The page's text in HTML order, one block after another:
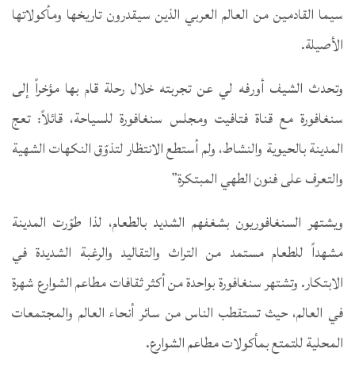
سيما القادمين من العالم العربي الذين سيقدرون تاريخها ومأكولاتها
الأصيلة.
وتحدث الشيف أورفه لي عن تجربته خلال رحلة قام بها مؤخراً إلى
سنغافورة مع قناة فتافيت ومجلس سنغافورة للسياحة، قائلاً: تعج
المدينة بالحيوية والنشاط، ولم أستطع الانتظار لتذوّق النكهات الشهية
والتعرف على فنون الطهي المبتكرة”
ويشتهر السنغافوريون بشغفهم الشديد بالطعام، لذا طوّرت المدينة
مشهداً للطعام مستمد من التراث والتقاليد والرغبة الشديدة في
الابتكار. وتشتهر سنغافورة بواحدة من أكثر ثقافات مطاعم الشوارع شهرة
في العالم، حيث تستقطب الناس من سائر أنحاء العالم والمجتمعات
المحلية للتمتع بمأكولات مطاعم الشوارع.